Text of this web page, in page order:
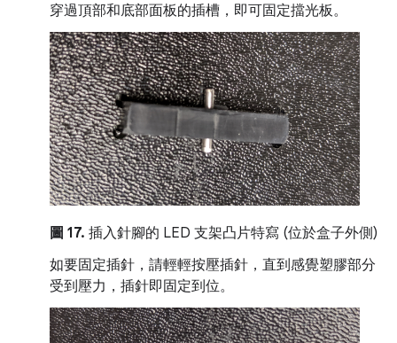
穿過頂部和底部面板的插槽，即可固定擋光板。
圖 17. 插入針腳的 LED 支架凸片特寫 (位於盒子外側)
如要固定插針，請輕輕按壓插針，直到感覺塑膠部分
受到壓力，插針即固定到位。